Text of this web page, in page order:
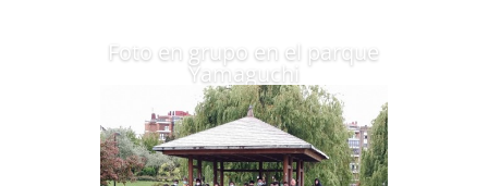
Foto en grupo en el parque
Yamaguchi